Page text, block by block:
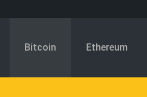
Bitcoin Ethereum